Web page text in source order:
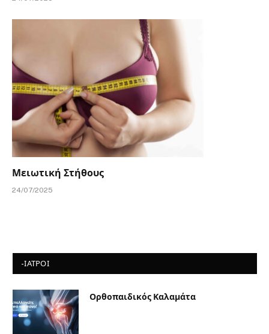
Μειωτική Στήθους
24/07/2025
-ΙΑΤΡΟΙ
Ορθοπαιδικός Καλαμάτα